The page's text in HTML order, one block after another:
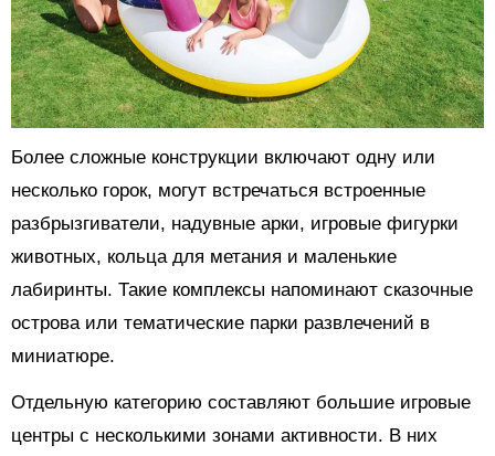
Более сложные конструкции включают одну или
несколько горок, могут встречаться встроенные
разбрызгиватели, надувные арки, игровые фигурки
животных, кольца для метания и маленькие
лабиринты. Такие комплексы напоминают сказочные
острова или тематические парки развлечений в
миниатюре.
Отдельную категорию составляют большие игровые
центры с несколькими зонами активности. В них